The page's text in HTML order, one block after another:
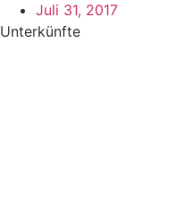
Juli 31, 2017
Unterkünfte